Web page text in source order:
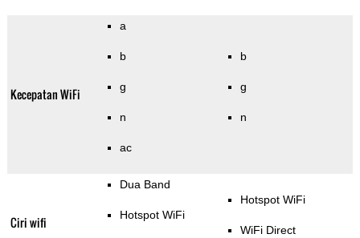
Kecepatan WiFi
a
b
g
n
ac
b
g
n
Ciri wifi
Dua Band
Hotspot WiFi
Hotspot WiFi
WiFi Direct